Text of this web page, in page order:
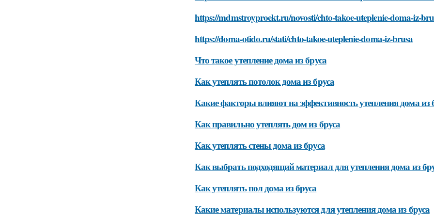
https://mdmstroyproekt.ru/novosti/chto-takoe-uteplenie-doma-iz-
https://doma-otido.ru/stati/chto-takoe-uteplenie-doma-iz-brusa
Что такое утепление дома из бруса
Как утеплять потолок дома из бруса
Какие факторы влияют на эффективность утепления дома из
Как правильно утеплять дом из бруса
Как утеплять стены дома из бруса
Как выбрать подходящий материал для утепления дома из
Как утеплять пол дома из бруса
Какие материалы используются для утепления дома из бруса